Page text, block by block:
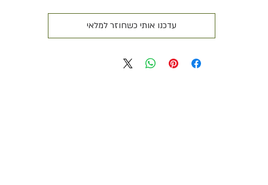
עדכנו אותי כשחוזר למלאי